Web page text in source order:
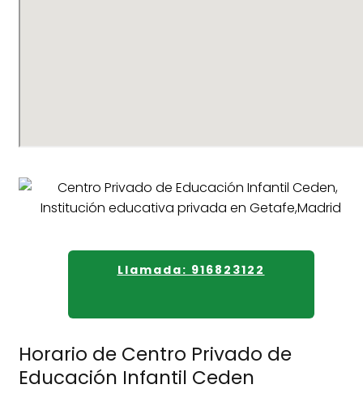
Llamada: 916823122
Horario de Centro Privado de
Educación Infantil Ceden